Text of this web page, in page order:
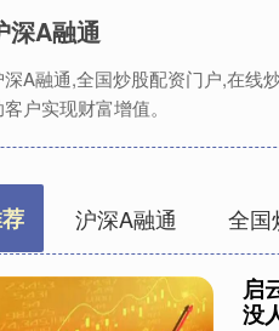
深A融通
深A融通,全国炒股配资门户,在线
客户实现财富增值。
沪深A融通 全国
启
没